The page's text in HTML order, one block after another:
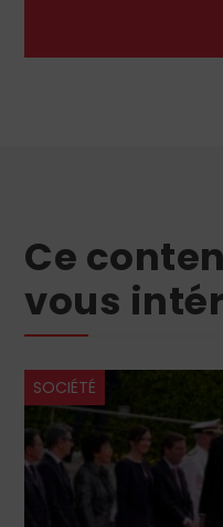
Ce
vous
SOCIÉTÉ